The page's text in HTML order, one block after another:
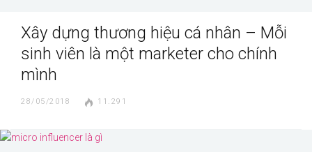
Xây dựng thương hiệu cá nhân – Mỗi
sinh viên là một marketer cho chính
mình
28/05/2018 11.291